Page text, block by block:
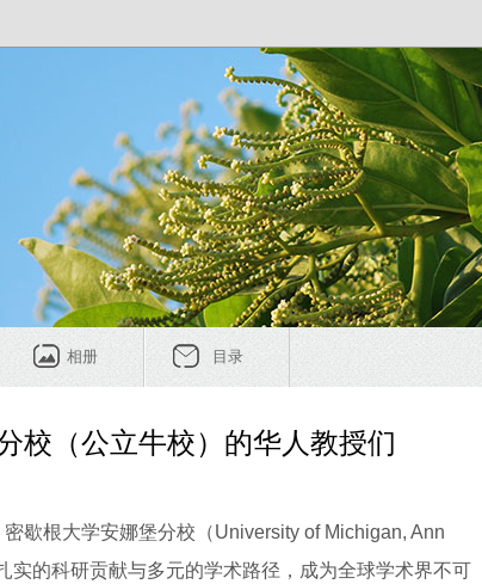
相册 目录
校（公立牛校）的华人教授们
歇根大学安娜堡分校（University of Michigan, Ann
实的科研贡献与多元的学术路径，成为全球学术界不可